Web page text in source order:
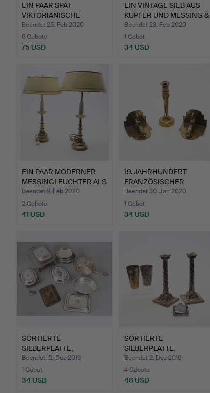
EIN PAAR SPÄT
VIKTORIANISCHE
SILBERNE KLEI…
Beendet 25. Feb 2020
6 Gebote
75 USD
EIN VINTAGE SIEB AUS
KUPFER UND MESSING &
…
Beendet 23. Feb 2020
1 Gebot
34 USD
EIN PAAR MODERNER
MESSINGLEUCHTER ALS
LAMP…
Beendet 9. Feb 2020
2 Gebote
41 USD
19. JAHRHUNDERT
FRANZÖSISCHER
ORMOLU-KERZE…
Beendet 30. Jan 2020
1 Gebot
34 USD
SORTIERTE
SILBERPLATTE,
MEERSCHAUMPFEIFE, …
Beendet 12. Dez 2019
1 Gebot
34 USD
SORTIERTE
SILBERPLATTE.
Beendet 2. Dez 2019
4 Gebote
48 USD